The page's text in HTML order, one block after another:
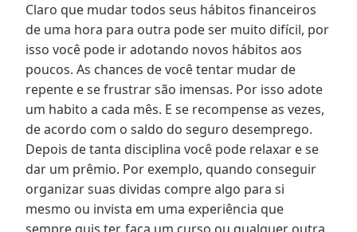
Claro que mudar todos seus hábitos financeiros
de uma hora para outra pode ser muito difícil, por
isso você pode ir adotando novos hábitos aos
poucos. As chances de você tentar mudar de
repente e se frustrar são imensas. Por isso adote
um habito a cada mês. E se recompense as vezes,
de acordo com o saldo do seguro desemprego.
Depois de tanta disciplina você pode relaxar e se
dar um prêmio. Por exemplo, quando conseguir
organizar suas dividas compre algo para si
mesmo ou invista em uma experiência que